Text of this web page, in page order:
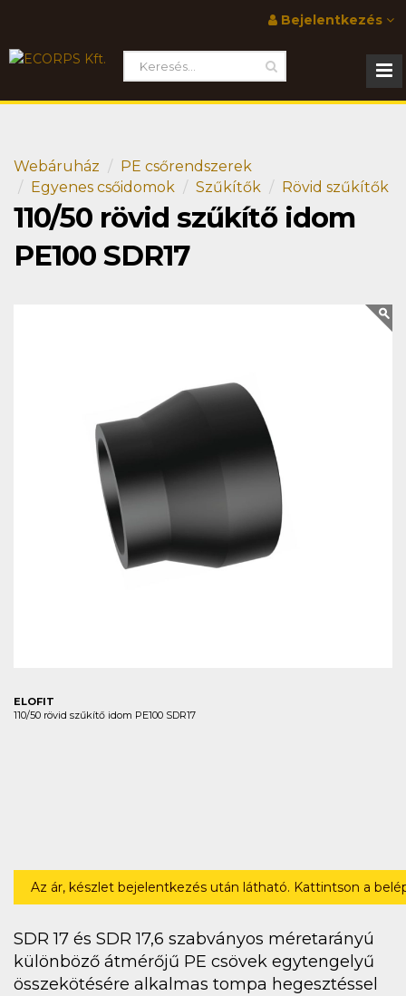
Bejelentkezés
Webáruház
PE csőrendszerek
Egyenes csőidomok
Szűkítők Rövid szűkítők
110/50 rövid szűkítő idom
PE100 SDR17
ELOFIT
110/50 rövid szűkítő idom PE100 SDR17
Az ár, készlet bejelentkezés után látható. Kattintson a
SDR 17 és SDR 17,6 szabványos méretarányú
különböző átmérőjű PE csövek egytengelyű
összekötésére alkalmas tompa hegesztéssel